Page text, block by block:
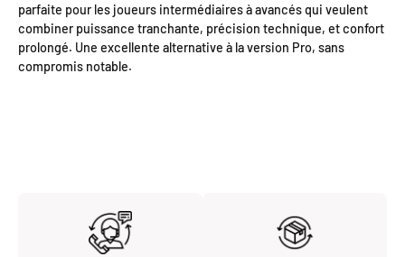
parfaite pour les joueurs intermédiaires à avancés qui veulent
combiner puissance tranchante, précision technique, et confort
prolongé. Une excellente alternative à la version Pro, sans
compromis notable.